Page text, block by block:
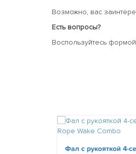
Возможно, вас
Есть вопросы?
Воспользуйтесь формой
Фал с рукояткой 4-